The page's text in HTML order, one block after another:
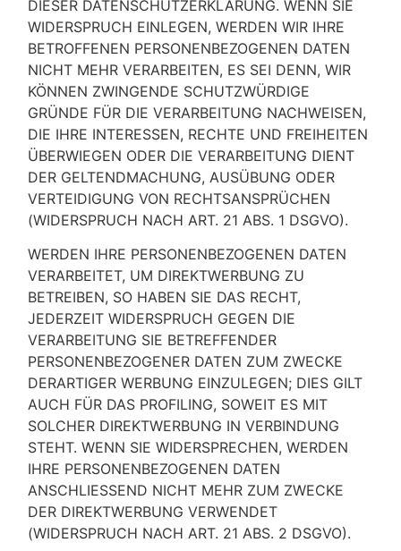
DIESER DATENSCHUTZERKLÄRUNG. WENN SIE
WIDERSPRUCH EINLEGEN, WERDEN WIR IHRE
BETROFFENEN PERSONENBEZOGENEN DATEN
NICHT MEHR VERARBEITEN, ES SEI DENN, WIR
KÖNNEN ZWINGENDE SCHUTZWÜRDIGE
GRÜNDE FÜR DIE VERARBEITUNG NACHWEISEN,
DIE IHRE INTERESSEN, RECHTE UND FREIHEITEN
ÜBERWIEGEN ODER DIE VERARBEITUNG DIENT
DER GELTENDMACHUNG, AUSÜBUNG ODER
VERTEIDIGUNG VON RECHTSANSPRÜCHEN
(WIDERSPRUCH NACH ART. 21 ABS. 1 DSGVO).
WERDEN IHRE PERSONENBEZOGENEN DATEN
VERARBEITET, UM DIREKTWERBUNG ZU
BETREIBEN, SO HABEN SIE DAS RECHT,
JEDERZEIT WIDERSPRUCH GEGEN DIE
VERARBEITUNG SIE BETREFFENDER
PERSONENBEZOGENER DATEN ZUM ZWECKE
DERARTIGER WERBUNG EINZULEGEN; DIES GILT
AUCH FÜR DAS PROFILING, SOWEIT ES MIT
SOLCHER DIREKTWERBUNG IN VERBINDUNG
STEHT. WENN SIE WIDERSPRECHEN, WERDEN
IHRE PERSONENBEZOGENEN DATEN
ANSCHLIESSEND NICHT MEHR ZUM ZWECKE
DER DIREKTWERBUNG VERWENDET
(WIDERSPRUCH NACH ART. 21 ABS. 2 DSGVO).